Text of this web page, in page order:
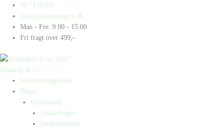
indholdet
30 71 00 03
mail@straarupogco.dk
Man - Fre: 9.00 - 15.00
Fri fragt over 499,-
Straarup & Co
Sommerbogpakker
Bøger
Letlæsning
Indskolingen
Mellemtrinnet
Products
search
Products
search